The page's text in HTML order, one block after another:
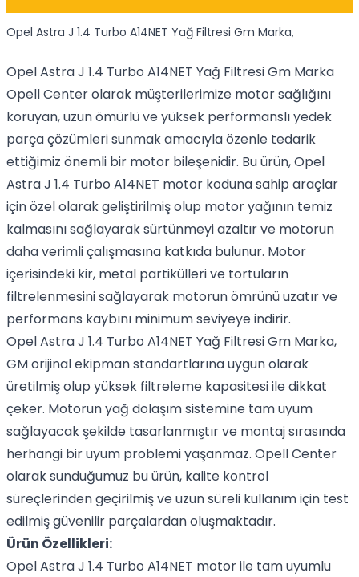
Opel Astra J 1.4 Turbo A14NET Yağ Filtresi Gm Marka,
Opel Astra J 1.4 Turbo A14NET Yağ Filtresi Gm Marka
Opell Center olarak müşterilerimize motor sağlığını
koruyan, uzun ömürlü ve yüksek performanslı yedek
parça çözümleri sunmak amacıyla özenle tedarik
ettiğimiz önemli bir motor bileşenidir. Bu ürün, Opel
Astra J 1.4 Turbo A14NET motor koduna sahip araçlar
için özel olarak geliştirilmiş olup motor yağının temiz
kalmasını sağlayarak sürtünmeyi azaltır ve motorun
daha verimli çalışmasına katkıda bulunur. Motor
içerisindeki kir, metal partikülleri ve tortuların
filtrelenmesini sağlayarak motorun ömrünü uzatır ve
performans kaybını minimum seviyeye indirir.
Opel Astra J 1.4 Turbo A14NET Yağ Filtresi Gm Marka,
GM orijinal ekipman standartlarına uygun olarak
üretilmiş olup yüksek filtreleme kapasitesi ile dikkat
çeker. Motorun yağ dolaşım sistemine tam uyum
sağlayacak şekilde tasarlanmıştır ve montaj sırasında
herhangi bir uyum problemi yaşanmaz. Opell Center
olarak sunduğumuz bu ürün, kalite kontrol
süreçlerinden geçirilmiş ve uzun süreli kullanım için test
edilmiş güvenilir parçalardan oluşmaktadır.
Ürün Özellikleri:
Opel Astra J 1.4 Turbo A14NET motor ile tam uyumlu